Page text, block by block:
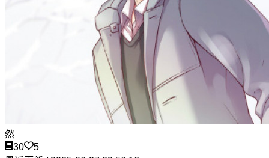
然
30
5